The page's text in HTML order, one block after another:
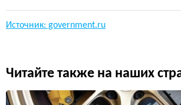
Источник: government.ru
Читайте также на наших